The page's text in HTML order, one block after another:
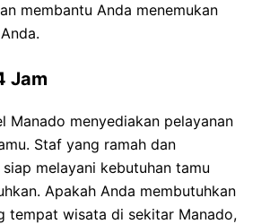
membantu Anda menemukan
Jam
Manado menyediakan pelayanan
Staf yang ramah dan
melayani kebutuhan tamu
Apakah Anda membutuhkan
tempat wisata di sekitar Manado,